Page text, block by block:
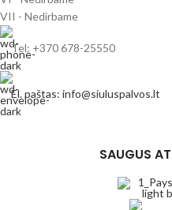
VII - Nedirbame
Tel: +370 678-25550
El. paštas: info@siuluspalvos.lt
SAUGUS